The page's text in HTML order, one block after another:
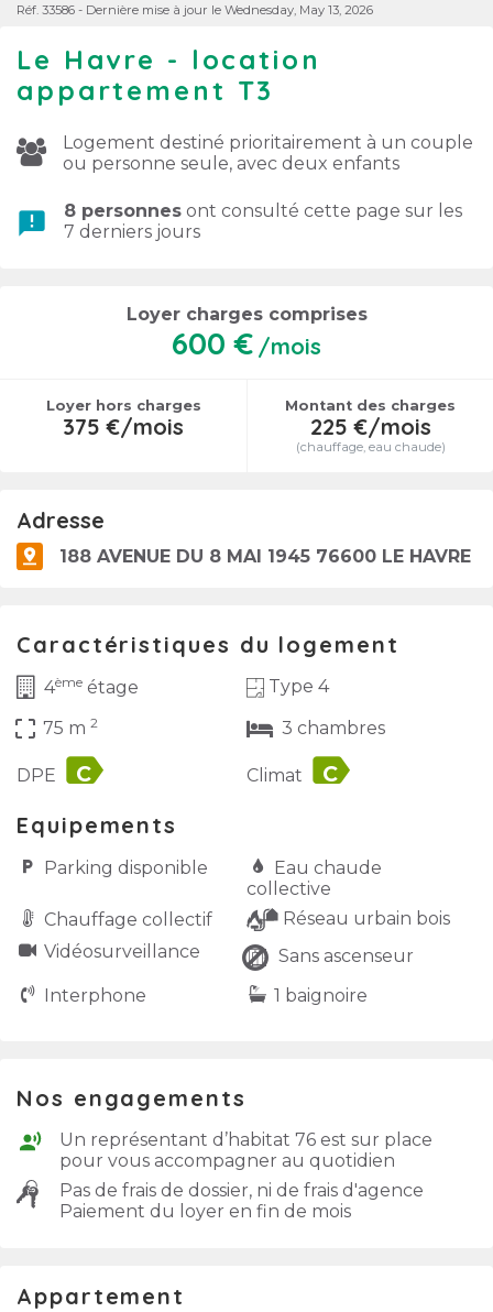
Réf. 33586 - Dernière mise à jour le Wednesday, May 13, 2026
Le Havre - location
appartement T3
Logement destiné prioritairement à un couple
ou personne seule, avec deux enfants
announcement 8 personnes ont consulté cette page sur les
7 derniers jours
Loyer charges comprises
600 € /mois
Loyer hors charges
375 €/mois
Montant des charges
225 €/mois
(chauffage, eau chaude)
Adresse
188 AVENUE DU 8 MAI 1945 76600 LE HAVRE
Caractéristiques du logement
4ème étage Type 4
crop_free 75 m 2 3 chambres
DPE label Climat label
Equipements
Parking disponible
Eau chaude
collective
Chauffage collectif
Réseau urbain bois
Vidéo­surveillance
Sans ascenseur
Interphone
1 baignoire
Nos engagements
Un représentant d’habitat 76 est sur place
pour vous accompagner au quotidien
Pas de frais de dossier, ni de frais d'agence
Paiement du loyer en fin de mois
Appartement